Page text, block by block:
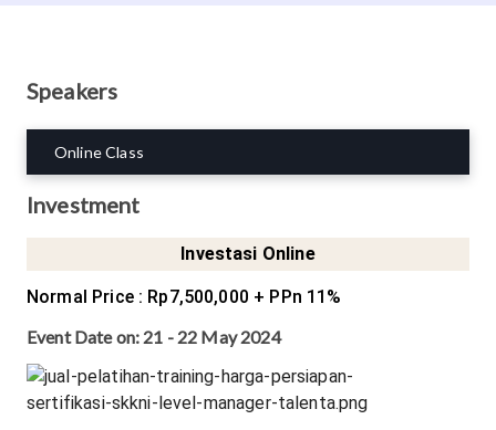
Speakers
Online Class
Investment
Investasi Online
Normal Price: Rp7,500,000 + PPn 11%
Event Date on: 21 - 22 May 2024